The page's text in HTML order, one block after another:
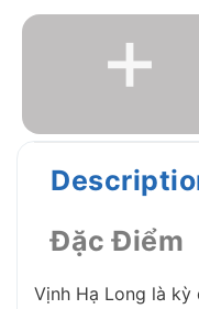
+
Đặc Điểm
Vịnh Hạ Long là kỳ